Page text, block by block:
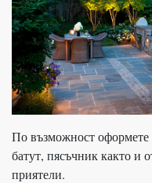
По възможност оформете
батут, пясъчник както и
приятели.